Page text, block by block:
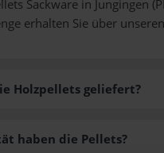
Sackware in Jungingen
erhalten Sie über unseren
Holzpellets geliefert?
haben die Pellets?